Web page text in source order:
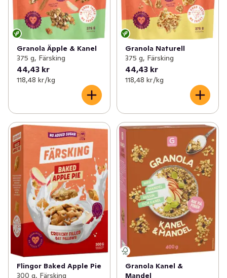
Granola Äpple & Kanel
375 g, Färsking
44,43 kr
118,48 kr /kg
Granola Naturell
375 g, Färsking
44,43 kr
118,48 kr /kg
Flingor Baked Apple Pie
300 g, Färsking
Granola Kanel &
Mandel